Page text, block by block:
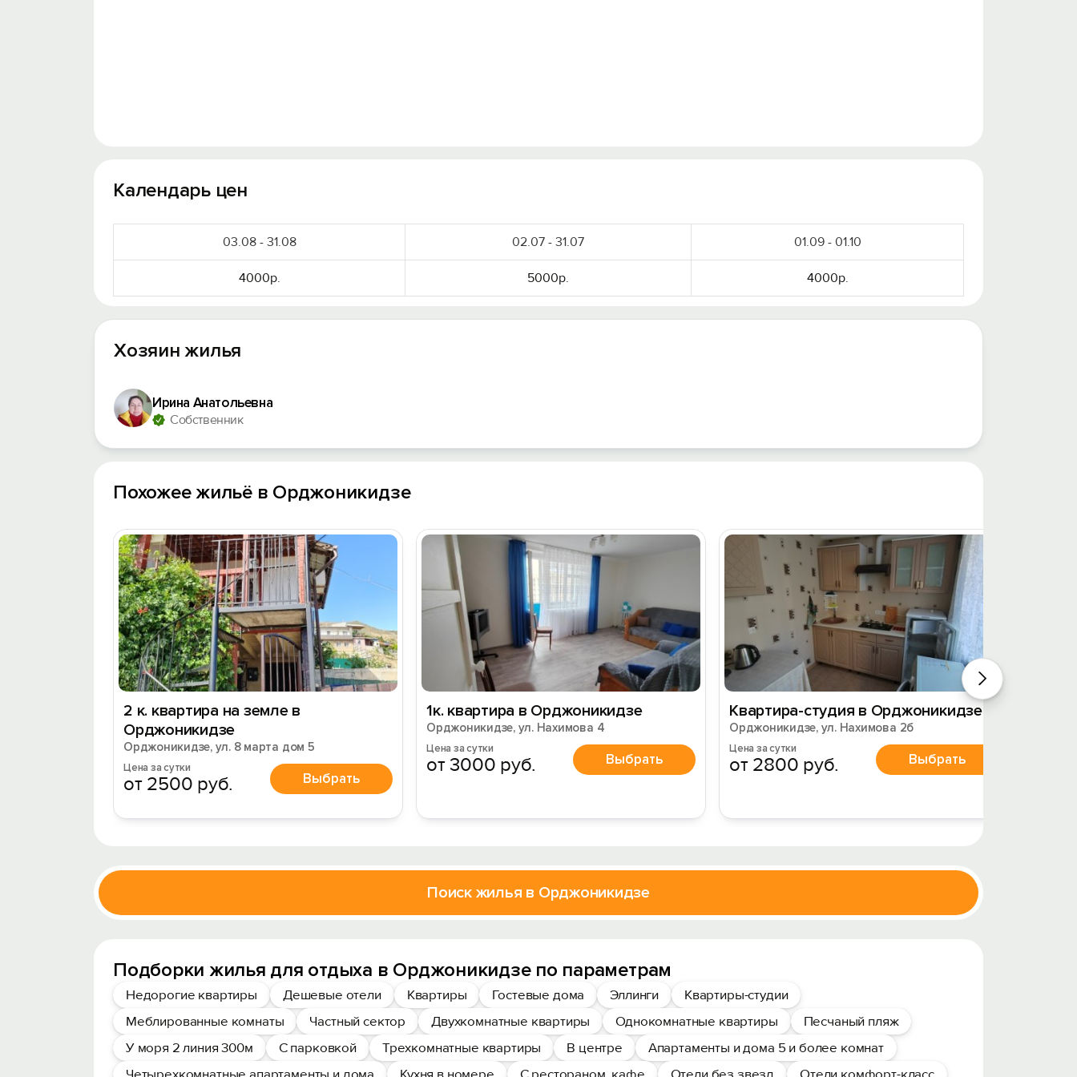
Календарь цен
03.08 - 31.08 02.07 - 31.07 01.09 - 01.10
4000р. 5000р. 4000р.
Хозяин жилья
Ирина Анатольевна
Собственник
Похожее жильё в Орджоникидзе
2 к. квартира на земле в
Орджоникидзе
Орджоникидзе, ул. 8 марта дом 5
Цена за сутки
от 2500 руб. Выбрать
1к. квартира в Орджоникидзе
Орджоникидзе, ул. Нахимова 4
Цена за сутки
от 3000 руб. Выбрать
Квартира-студия в Орджоникидзе
Орджоникидзе, ул. Нахимова 2б
Цена за сутки
от 2800 руб. Выбрать
Поиск жилья в Орджоникидзе
Подборки жилья для отдыха в Орджоникидзе по параметрам
Недорогие квартиры Дешевые отели Квартиры Гостевые дома Эллинги
Квартиры-студии
Меблированные комнаты
Частный сектор Двухкомнатные квартиры Однокомнатные квартиры
Песчаный пляж
У моря 2 линия 300м
С парковкой Трехкомнатные квартиры В центре
Апартаменты и дома 5 и более комнат